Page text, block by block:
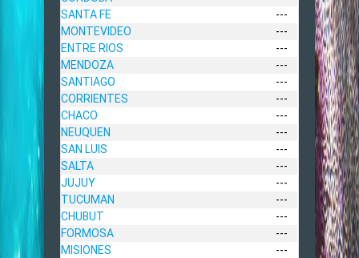
SANTA FE
---
MONTEVIDEO
---
ENTRE RIOS
---
MENDOZA
---
SANTIAGO
---
CORRIENTES
---
CHACO
---
NEUQUEN
---
SAN LUIS
---
SALTA
---
JUJUY
---
TUCUMAN
---
CHUBUT
---
FORMOSA
---
MISIONES
---